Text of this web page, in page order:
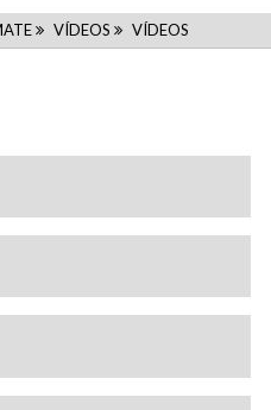
RUTA
VÍDEOS VÍDEOS